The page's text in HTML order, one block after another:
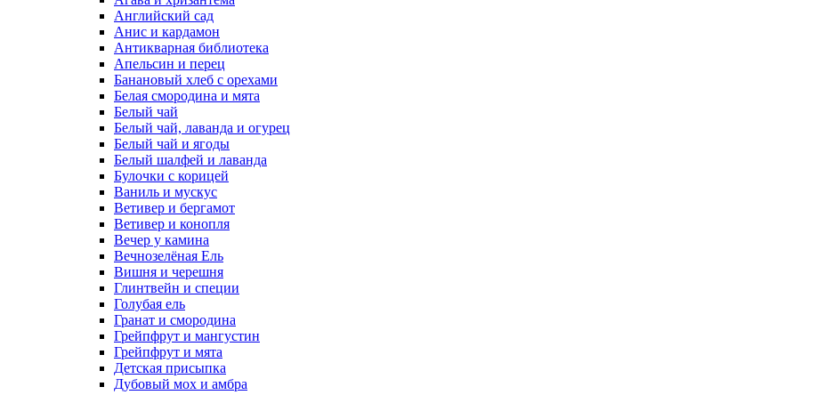
Английский сад
Анис и кардамон
Антикварная библиотека
Апельсин и перец
Банановый хлеб с орехами
Белая смородина и мята
Белый чай
Белый чай, лаванда и огурец
Белый чай и ягоды
Белый шалфей и лаванда
Булочки с корицей
Ваниль и мускус
Ветивер и бергамот
Ветивер и конопля
Вечер у камина
Вечнозелёная Ель
Вишня и черешня
Глинтвейн и специи
Голубая ель
Гранат и смородина
Грейпфрут и мангустин
Грейпфрут и мята
Детская присыпка
Дубовый мох и амбра